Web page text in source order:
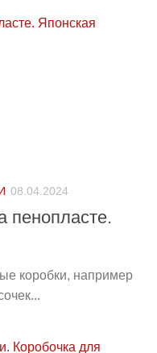
08.04.2024
пенопласте.
коробки, например